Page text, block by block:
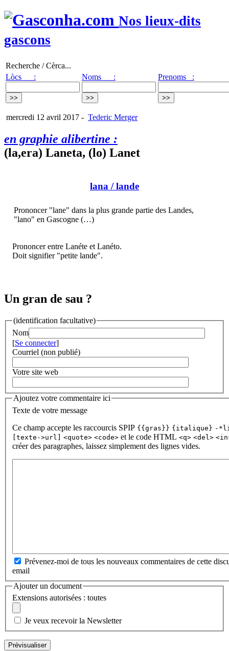
Nos lieux-dits
gascons
Recherche / Cèrca...
Lòcs :
Noms : Prenoms :
mercredi 12 avril 2017 - Tederic Merger
en graphie alibertine :
(la,era) Laneta, (lo) Lanet
lana / lande
Prononcer "lane" dans la plus grande partie des Landes,
"lano" en Gascogne (…)
Prononcer entre Lanéte et Lanéto.
Doit signifier "petite lande".
Un gran de sau ?
(identification facultative)
Nom
[Se connecter]
Courriel (non publié)
Votre site web
Ajoutez votre commentaire ici
Texte de votre message
Ce champ accepte les raccourcis SPIP {{gras}} {italique} -
[texte->url] <quote> <code> et le code HTML <q> <del>
créer des paragraphes, laissez simplement des lignes vides.
Prévenez-moi de tous les nouveaux commentaires de cette
email
Ajouter un document
Extensions autorisées : toutes
Je veux recevoir la Newsletter